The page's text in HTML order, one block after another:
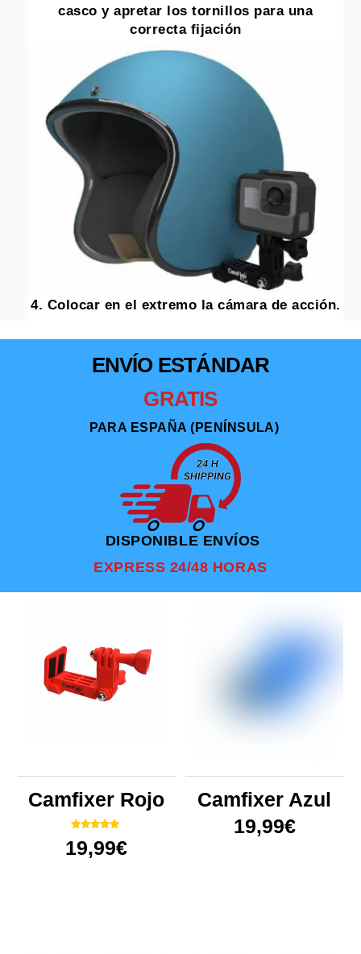
casco y apretar los tornillos para una
correcta fijación
4. Colocar en el extremo la cámara de acción.
ENVÍO ESTÁNDAR
GRATIS
PARA ESPAÑA (PENÍNSULA)
DISPONIBLE ENVÍOS
EXPRESS 24/48 HORAS
Camfixer Rojo
con
4.75
19,99€
Camfixer Azul
19,99€